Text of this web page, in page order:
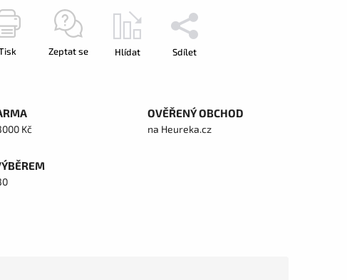
Zeptat se Hlídat Sdílet
Kč
OVĚŘENÝ OBCHOD
na Heureka.cz